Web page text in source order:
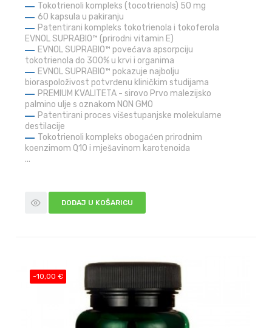
Tokotrienoli kompleks (tocotrienols) 50 mg
60 kapsula u pakiranju
Patentirani kompleks tokotrienola i tokoferola
EVNOL SUPRABIO™ (prirodni vitamin E)
EVNOL SUPRABIO™ povećava apsorpciju
tokotrienola do 300% u krvi i organima
EVNOL SUPRABIO™ pokazuje najbolju
bioraspoloživost potvrđenu kliničkim studijama
PREMIUM KVALITETA - sirovo Prvo malezijsko
palmino ulje s oznakom NON GMO
Patentirani proces višestupanjske molekularne
destilacije
Tokotrienoli kompleks obogaćen prirodnim
koenzimom Q10 i mješavinom karotenoida
...
DODAJ U KOŠARICU
-10,00 €